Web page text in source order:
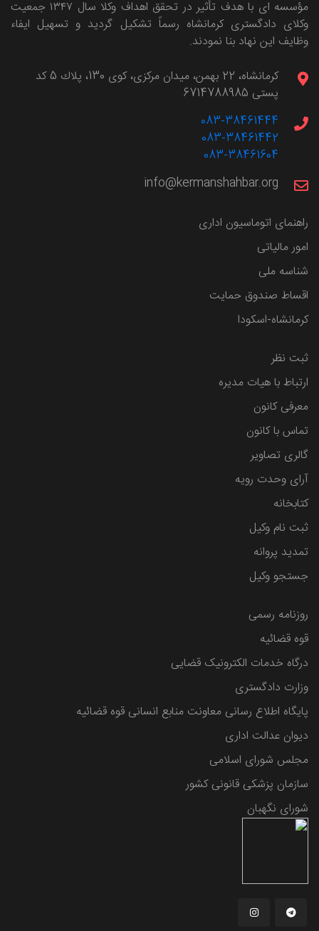
مؤسسه ای با هدف تأثیر در تحقق اهداف وکلا سال ۱۳۴۷ جمعیت
وکلای دادگستری کرمانشاه رسماً تشکیل گردید و تسهیل ایفاء
وظایف این نهاد بنا نمودند.
كرمانشاه، 22 بهمن، ميدان مركزی، كوی 130، پلاك 5 کد
پستی 6714788985
083-38461444
083-38461442
083-38461604
info@kermanshahbar.org
راهنمای اتوماسیون اداری
امور مالیاتی
شناسه ملی
اقساط صندوق حمایت
کرمانشاه-اسکودا
ثبت نظر
ارتباط با هیات مدیره
معرفی کانون
تماس با کانون
گالری تصاویر
آرای وحدت رویه
کتابخانه
ثبت نام وکیل
تمدید پروانه
جستجو وکیل
روزنامه رسمی
قوه قضائیه
درگاه خدمات الکترونیک قضایی
وزارت دادگستری
پایگاه اطلاع رسانی معاونت منابع انسانی قوه قضائیه
دیوان عدالت اداری
مجلس شورای اسلامی
سازمان پزشکی قانونی کشور
شورای نگهبان